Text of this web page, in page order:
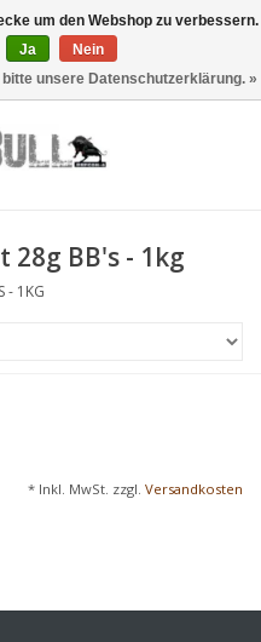
BB's - 1kg
- 1KG
* Inkl. MwSt. zzgl. Versandkosten
um den Webshop zu verbessern.
Ja
Nein
unsere Datenschutzerklärung. »